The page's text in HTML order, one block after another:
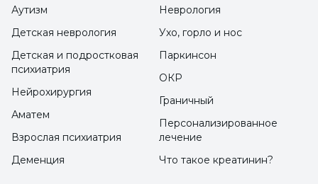
вред здоровью, в таких случаях может быть
рассмотрена возможность установки
кардиостимулятора. При имплантации
кардиостимулятора на левой стороне груди
пациента делается небольшой разрез.
Отсюда под кожу помещается
кардиостимулятор, а кабели
кардиостимулятора прокладываются в
Аутизм
Детская неврология
Неврология
Ухо, горло и нос
Детская и подростковая
психиатрия
Нейрохирургия
Аматем
Взрослая психиатрия
Деменция
Паркинсон
ОКР
Граничный
Персонализированное
лечение
Что такое креатинин?